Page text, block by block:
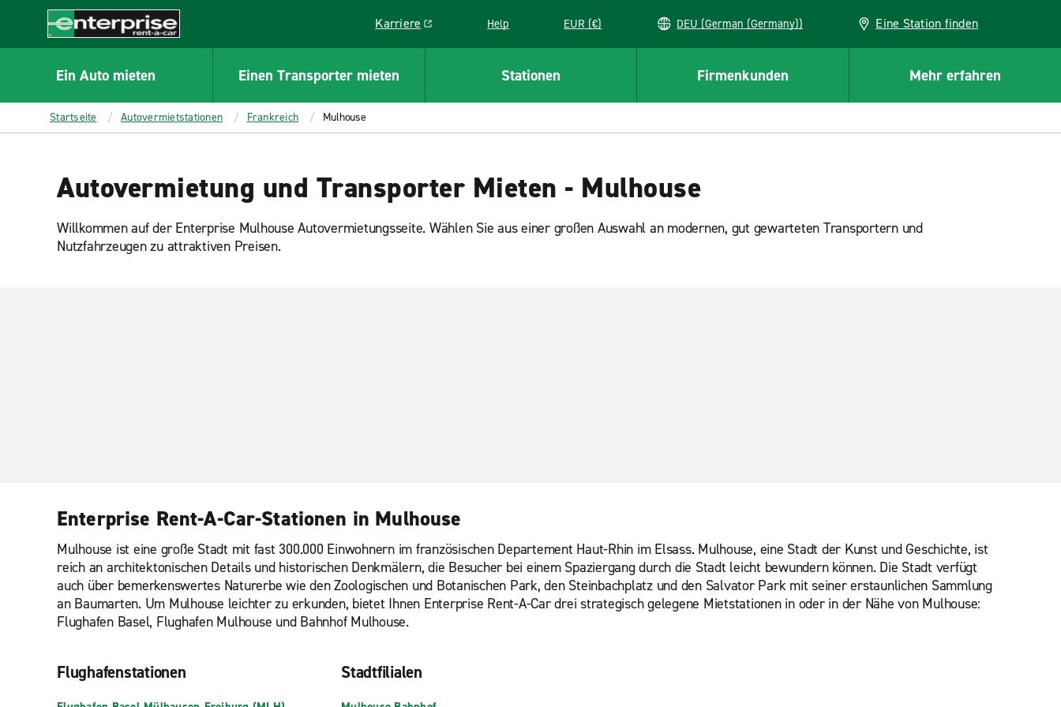
CONTENT
Enterprise
Karriere
Link opens in a new window
Help EUR (€) DEU (German (Germany)) Eine Station finden
Ein Auto mieten Einen Transporter mieten Stationen Firmenkunden Mehr erfahren
Startseite Autovermietstationen Frankreich Mulhouse
Autovermietung und Transporter Mieten - Mulhouse
Willkommen auf der Enterprise Mulhouse Autovermietungsseite. Wählen Sie aus einer großen Auswahl an modernen, gut gewarteten Transportern und
Nutzfahrzeugen zu attraktiven Preisen.
Enterprise Rent-A-Car-Stationen in Mulhouse
Mulhouse ist eine große Stadt mit fast 300.000 Einwohnern im französischen Departement Haut-Rhin im Elsass. Mulhouse, eine Stadt der Kunst und Geschichte, ist
reich an architektonischen Details und historischen Denkmälern, die Besucher bei einem Spaziergang durch die Stadt leicht bewundern können. Die Stadt verfügt
auch über bemerkenswertes Naturerbe wie den Zoologischen und Botanischen Park, den Steinbachplatz und den Salvator Park mit seiner erstaunlichen Sammlung
an Baumarten. Um Mulhouse leichter zu erkunden, bietet Ihnen Enterprise Rent-A-Car drei strategisch gelegene Mietstationen in oder in der Nähe von Mulhouse:
Flughafen Basel, Flughafen Mulhouse und Bahnhof Mulhouse.
Flughafenstationen Stadtfilialen